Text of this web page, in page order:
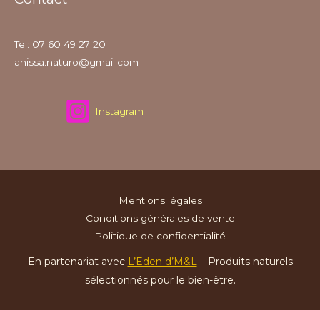
Tel: 07 60 49 27 20
anissa.naturo@gmail.com
Instagram
Mentions légales
Conditions générales de vente
Politique de confidentialité
En partenariat avec L’Eden d’M&L– Produits naturels
sélectionnés pour le bien-être.